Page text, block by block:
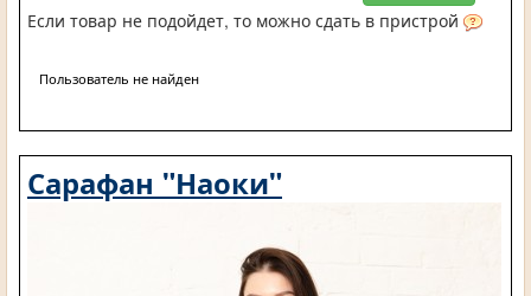
Если товар не подойдет, то можно сдать в пристрой
Пользователь не найден
Сарафан "Наоки"